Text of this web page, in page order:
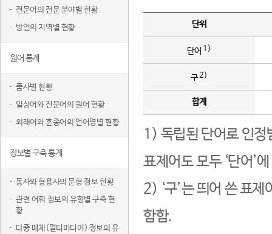
전문어의 전문 분야별 현황
방언의 지역별 현황
원어 통계
품사별 현황
일상어와 전문어의 원어 현황
외래어와 혼종어의 언어명별 현황
정보별 구축 통계
동사와 형용사의 문형 정보 현황
관련 어휘 정보의 유형별 구축 현
황
다중 매체(멀티미디어) 정보의 유
단위
단어 1)
구2)
합계
1) 독립된 단어로 인정
표제어도 모두 ‘단어’
2) ‘구’는 띄어 쓴 표
함함.